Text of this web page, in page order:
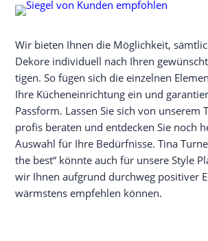
Wir bie­ten Ihnen die Mög­lich­keit,
Deko­re indi­vi­du­ell nach Ihren
ti­gen. So fügen sich die ein­zel­nen
Ihre Küchen­ein­rich­tung ein und
Pass­form. Las­sen Sie sich von unse­rem
pro­fis bera­ten und ent­de­cken Sie noch
Aus­wahl für Ihre Bedürf­nis­se. Tina
the best“ könn­te auch für unse­re Style
wir Ihnen auf­grund durch­weg posi­ti­ver
wärms­tens emp­feh­len können.